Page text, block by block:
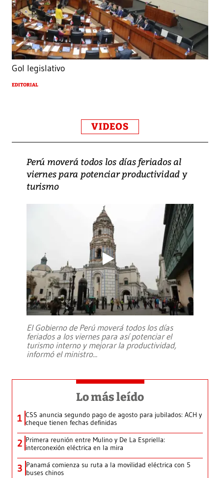
Gol legislativo
EDITORIAL
VIDEOS
Perú moverá todos los días feriados al
viernes para potenciar productividad y
turismo
El Gobierno de Perú moverá todos los días
feriados a los viernes para así potenciar el
turismo interno y mejorar la productividad,
informó el ministro...
Lo más leído
1 CSS anuncia segundo pago de agosto para jubilados: ACH y
cheque tienen fechas definidas
2 Primera reunión entre Mulino y De La Espriella:
interconexión eléctrica en la mira
3 Panamá comienza su ruta a la movilidad eléctrica con 5
buses chinos